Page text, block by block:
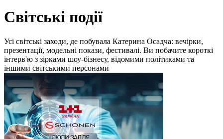
Світські події
Усі світські заходи, де побувала Катерина Осадча: вечірки,
презентації, модельні покази, фестивалі. Ви побачите короткі
інтерв'ю з зірками шоу-бізнесу, відомими політиками та
іншими світськими персонами